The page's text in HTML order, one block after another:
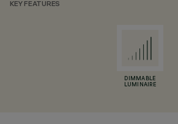
KEY FEATURES
DIMMABLE
LUMINAIRE